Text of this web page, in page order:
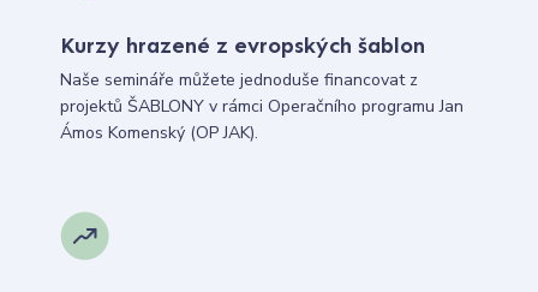
Kurzy hrazené z evropských šablon
Naše semináře můžete jednoduše financovat z
projektů ŠABLONY v rámci Operačního programu Jan
Ámos Komenský (OP JAK).